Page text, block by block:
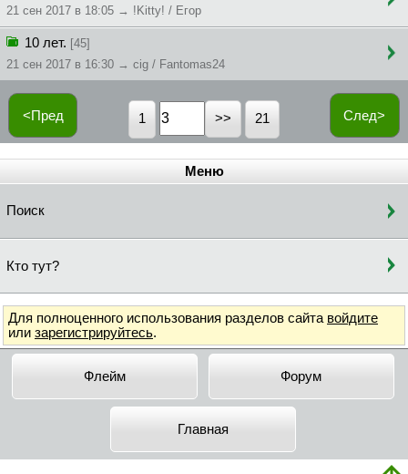
21 сен 2017 в 18:05 → !Kitty! / Егор
10 лет. [45]
21 сен 2017 в 16:30 → cig / Fantomas24
<Пред След>
1 21
Меню
Поиск
Кто тут?
Для полноценного использования разделов сайта войдите
или зарегистрируйтесь.
Флейм Форум
Главная